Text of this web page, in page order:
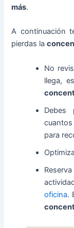
más.
A continuación
pierdas la
No
llega,
Debes
para
oficina.